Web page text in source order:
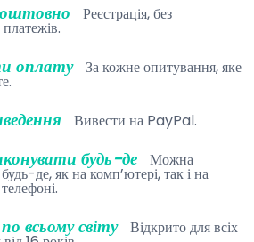
Реєстрація, без
оплату За кожне опитування, яке
Вивести на PayPal.
будь-де Можна
де, як на комп’ютері, так і на
всьому світу Відкрито для всіх